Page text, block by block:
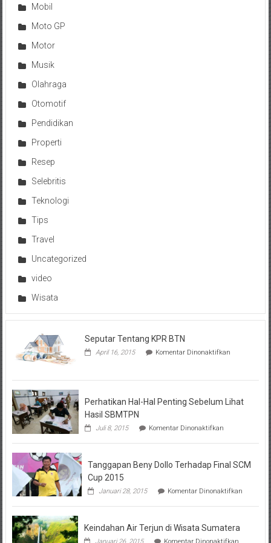
Mobil
Moto GP
Motor
Musik
Olahraga
Otomotif
Pendidikan
Properti
Resep
Selebritis
Teknologi
Tips
Travel
Uncategorized
video
Wisata
Seputar Tentang KPR BTN
April 16, 2015 Komentar Dinonaktifkanpada
KPR
Perhatikan Hal-Hal Penting Sebelum Lihat
Hasil SBMTPN
Juli 8, 2015 Komentar Dinonaktifkanpada
Hal-
Penting
Hasil
Tanggapan Beny Dollo Terhadap Final SCM
Cup 2015
Januari 28, 2015 Komentar Dinonaktifkanpada
Beny
Keindahan Air Terjun di Wisata Sumatera
pada